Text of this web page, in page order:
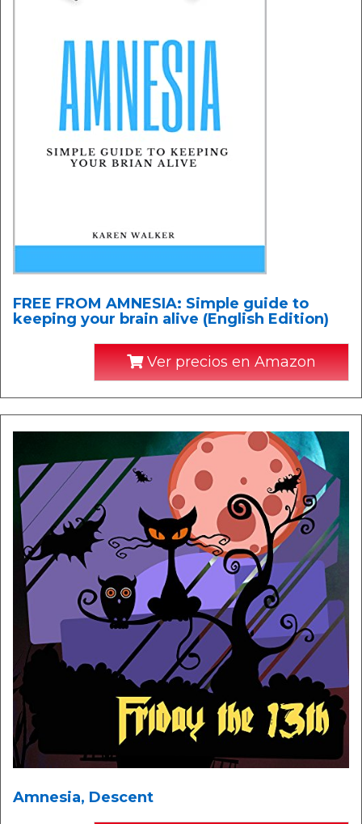
FREE FROM AMNESIA: Simple guide to
keeping your brain alive (English Edition)
Ver precios en Amazon
Amnesia, Descent